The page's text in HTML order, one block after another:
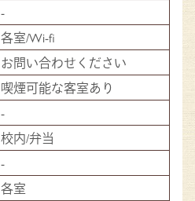
-
各室/Wi-fi
お問い合わせください
喫煙可能な客室あり
-
校内/弁当
-
各室